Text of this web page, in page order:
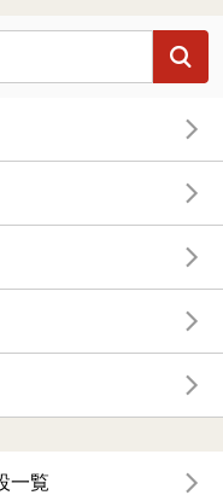
一覧